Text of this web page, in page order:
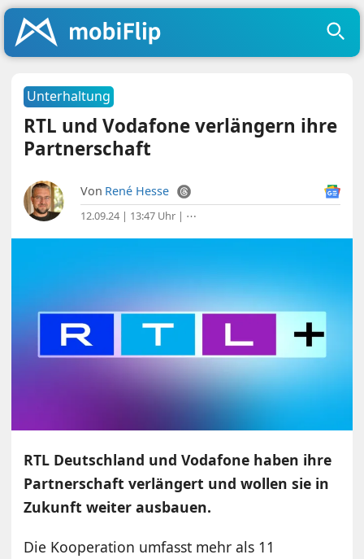
Unterhaltung
RTL und Vodafone verlängern ihre
Partnerschaft
Von René Hesse
12.09.24 | 13:47 Uhr | ⋯
RTL Deutschland und Vodafone haben ihre
Partnerschaft verlängert und wollen sie in
Zukunft weiter ausbauen.
Die Kooperation umfasst mehr als 11